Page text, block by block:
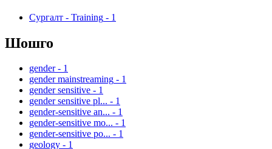
Сургалт - Training - 1
Шошго
gender - 1
gender mainstreaming - 1
gender sensitive - 1
gender sensitive pl... - 1
gender-sensitive an... - 1
gender-sensitive mo... - 1
gender-sensitive po... - 1
geology - 1